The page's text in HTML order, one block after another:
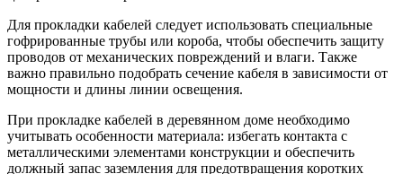
Для прокладки кабелей следует использовать специальные
гофрированные трубы или короба, чтобы обеспечить защиту
проводов от механических повреждений и влаги. Также
важно правильно подобрать сечение кабеля в зависимости от
мощности и длины линии освещения.
При прокладке кабелей в деревянном доме необходимо
учитывать особенности материала: избегать контакта с
металлическими элементами конструкции и обеспечить
должный запас заземления для предотвращения коротких